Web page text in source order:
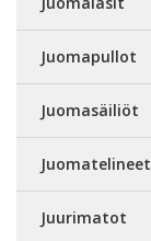
Juomapullot
Juomasäiliöt
Juomatelineet
Juurimatot